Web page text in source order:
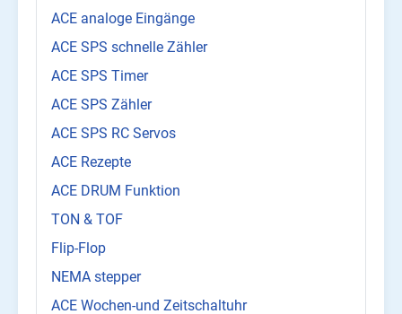
ACE analoge Eingänge
ACE SPS schnelle Zähler
ACE SPS Timer
ACE SPS Zähler
ACE SPS RC Servos
ACE Rezepte
ACE DRUM Funktion
TON & TOF
Flip-Flop
NEMA stepper
ACE Wochen-und Zeitschaltuhr